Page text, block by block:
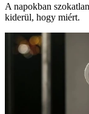
A napokban
kiderül, hogy miért.